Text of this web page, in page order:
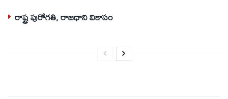
రాష్ట్ర పురోగతి, రాజధాని వికాసం